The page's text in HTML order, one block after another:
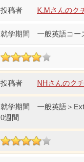
K.Mさんのク
一般英語コー
NHさんのク
一般英語＞
0週間